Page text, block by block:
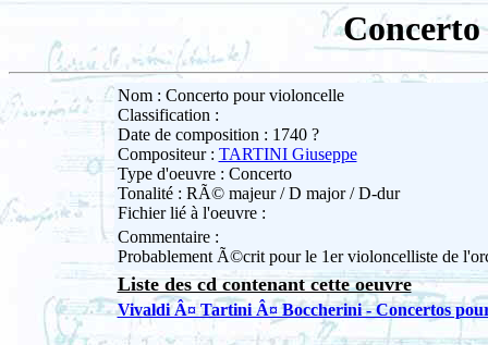
Nom : Concerto pour violoncelle
Classification :
Date de composition : 1740 ?
Compositeur : TARTINI Giuseppe
Type d'oeuvre : Concerto
Tonalité : RÃ© majeur / D major / D-dur
Fichier lié à l'oeuvre :
Commentaire :
Probablement Ã©crit pour le 1er violoncelliste de
Liste des cd contenant cette oeuvre
Vivaldi Â¤ Tartini Â¤ Boccherini - Concertos